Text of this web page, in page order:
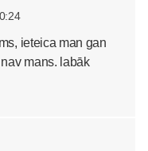
ieteica man gan
mans. labāk